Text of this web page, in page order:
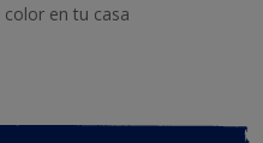
color en tu casa